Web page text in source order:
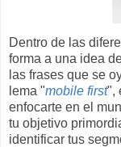
Dentro de las
forma a una idea
las frases que se
lema "mobile first",
enfocarte en el
tu objetivo
identificar tus